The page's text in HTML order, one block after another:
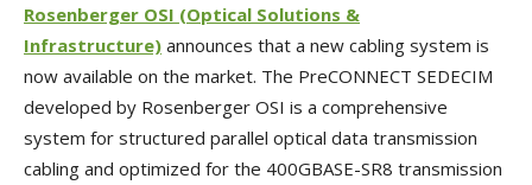
Rosenberger OSI (Optical Solutions &
Infrastructure) announces that a new cabling system is
now available on the market. The PreCONNECT SEDECIM
developed by Rosenberger OSI is a comprehensive
system for structured parallel optical data transmission
cabling and optimized for the 400GBASE-SR8 transmission